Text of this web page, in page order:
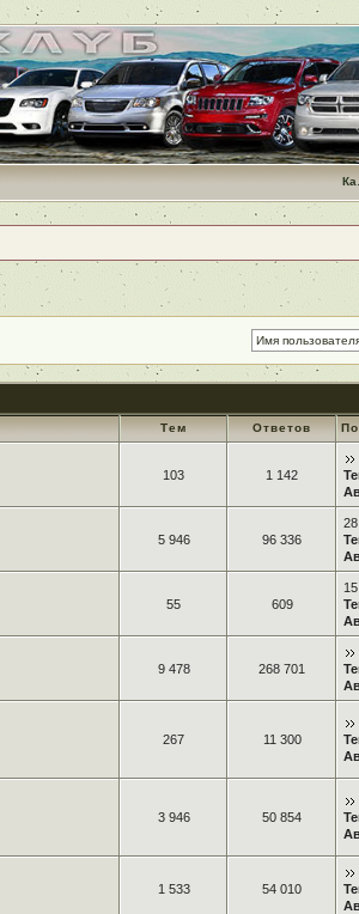
Тем Ответов
103 1 142
5 946 96 336
55 609
9 478 268 701
267 11 300
3 946 50 854
1 533 54 010